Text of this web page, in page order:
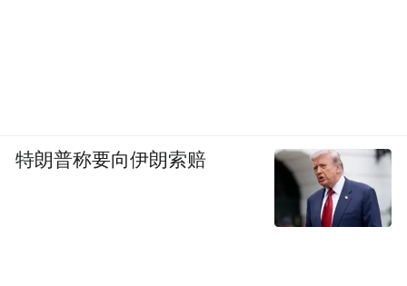
特朗普称要向伊朗索赔